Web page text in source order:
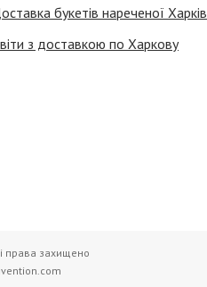
букетів нареченої Харків
з доставкою по Харкову
права захищено